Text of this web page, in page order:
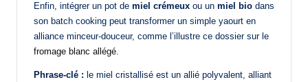
Enfin, intégrer un pot de miel crémeux ou un miel bio dans
son batch cooking peut transformer un simple yaourt en
alliance minceur-douceur, comme l’illustre ce dossier sur le
fromage blanc allégé.
Phrase-clé : le miel cristallisé est un allié polyvalent, alliant